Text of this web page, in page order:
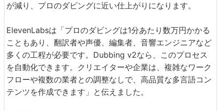
が減り、プロのダビングに近い仕上がりになります。
ElevenLabsは「プロのダビングは1分あたり数万円かかる
こともあり、翻訳者や声優、編集者、音響エンジニアなど
多くの工程が必要です。Dubbing v2なら、このプロセス
を自動化できます。クリエイターや企業は、複雑なワーク
フローや複数の業者との調整なしで、高品質な多言語コン
テンツを作成できます」と伝えました。